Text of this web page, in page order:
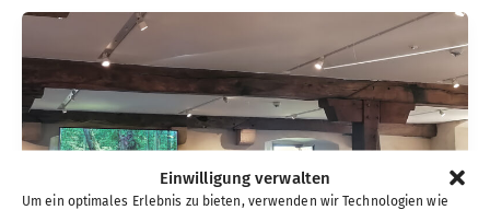
Einwilligung verwalten
Um ein optimales Erlebnis zu bieten, verwenden wir Technologien wie